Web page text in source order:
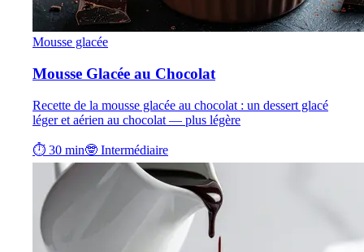
Mousse glacée
Mousse Glacée au Chocolat
Recette de la mousse glacée au chocolat : un dessert glacé
léger et aérien au chocolat — plus légère
⏱ 30 min🤓 Intermédiaire